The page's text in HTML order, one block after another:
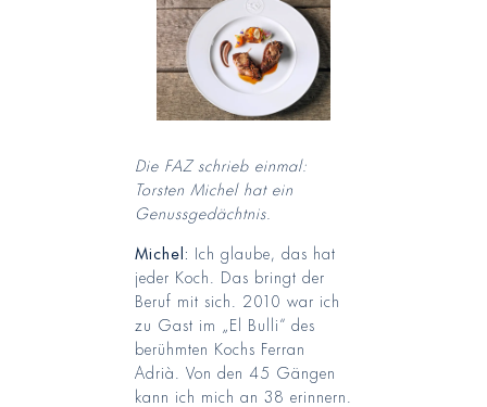
Die FAZ schrieb einmal:
Torsten Michel hat ein
Genussgedächtnis.
Michel: Ich glaube, das hat
jeder Koch. Das bringt der
Beruf mit sich. 2010 war ich
zu Gast im „El Bulli“ des
berühmten Kochs Ferran
Adrià. Von den 45 Gängen
kann ich mich an 38 erinnern.